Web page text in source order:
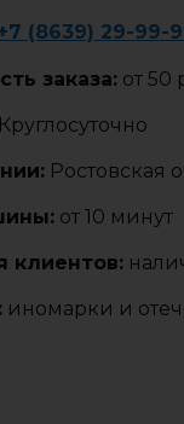
(8639) 29-99-
заказа: от 50
Круглосуточно
Ростовская
от 10 минут
клиентов:
иномарки и